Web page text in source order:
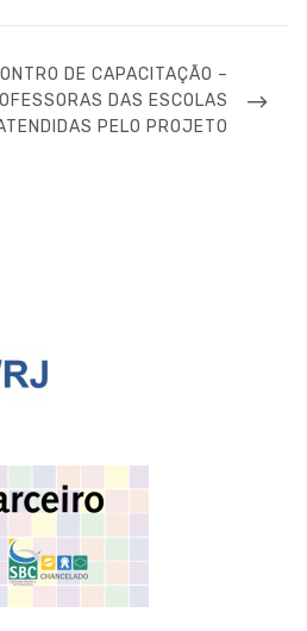
DE CAPACITAÇÃO –
DAS ESCOLAS
PELO PROJETO